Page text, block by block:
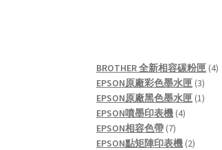
BROTHER 全新相容碳粉匣 44
EPSON原廠彩色墨水匣 33
EPSON原廠黑色墨水匣 11
EPSON噴墨印表機 44
EPSON相容色帶 77
products
EPSON點矩陣印表機 22